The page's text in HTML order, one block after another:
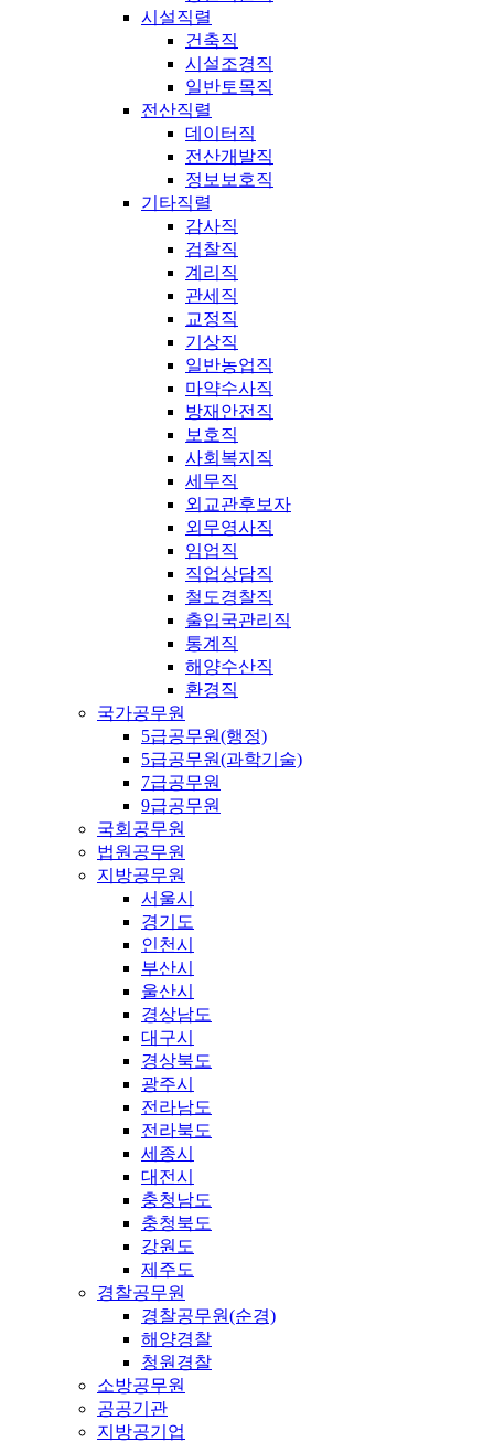
시설직렬
건축직
시설조경직
일반토목직
전산직렬
데이터직
전산개발직
정보보호직
기타직렬
감사직
검찰직
계리직
관세직
교정직
기상직
일반농업직
마약수사직
방재안전직
보호직
사회복지직
세무직
외교관후보자
외무영사직
임업직
직업상담직
철도경찰직
출입국관리직
통계직
해양수산직
환경직
국가공무원
5급공무원(행정)
5급공무원(과학기술)
7급공무원
9급공무원
국회공무원
법원공무원
지방공무원
서울시
경기도
인천시
부산시
울산시
경상남도
대구시
경상북도
광주시
전라남도
전라북도
세종시
대전시
충청남도
충청북도
강원도
제주도
경찰공무원
경찰공무원(순경)
해양경찰
청원경찰
소방공무원
공공기관
지방공기업